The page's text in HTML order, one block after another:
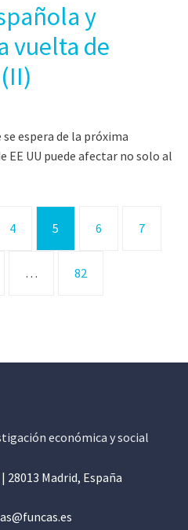
y
vuelta de
espera de la próxima
UU puede afectar no solo al
4 5 6 7
… 82
económica y social
28013 Madrid, España